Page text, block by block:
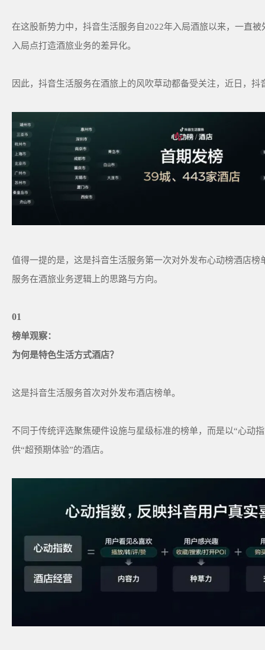
在这股新势力中，抖音生活服务自2022年入局酒旅以来，一直
入局点打造酒旅业务的差异化。
因此，抖音生活服务在酒旅上的风吹草动都备受关注，近日，
值得一提的是，这是抖音生活服务第一次对外发布心动榜酒店
服务在酒旅业务逻辑上的思路与方向。
01
榜单观察：
为何是特色生活方式酒店？
这是抖音生活服务首次对外发布酒店榜单。
不同于传统评选聚焦硬件设施与星级标准的榜单，而是以“心动
供“超预期体验”的酒店。